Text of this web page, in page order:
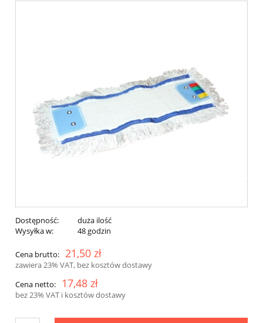
Dostępność:
duża ilość
Wysyłka w:
48 godzin
Cena brutto: 21,50 zł
zawiera 23% VAT, bez kosztów dostawy
Cena netto:
17,48 zł
bez 23% VAT i kosztów dostawy